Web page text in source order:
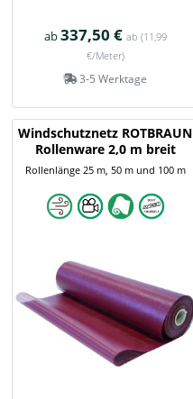
ab337,50 € ab (11,99
€/Meter)
3-5 Werktage
Windschutznetz ROTBRAUN
Rollenware 2,0 m breit
Rollenlänge 25 m, 50 m und 100 m